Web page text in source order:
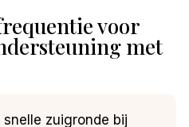
voor
met
snelle zuigronde bij